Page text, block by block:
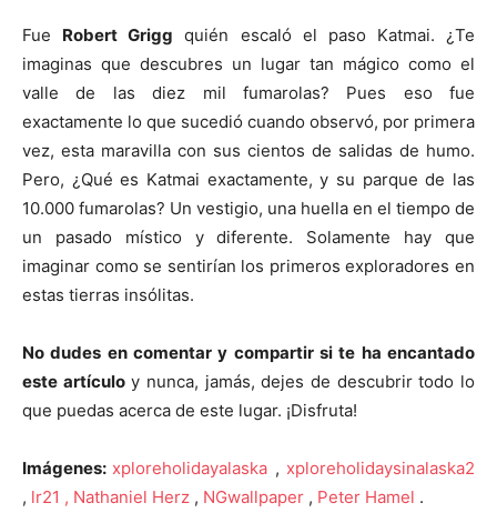
Fue Robert Grigg quién escaló el paso Katmai. ¿Te
imaginas que descubres un lugar tan mágico como el
valle de las diez mil fumarolas? Pues eso fue
exactamente lo que sucedió cuando observó, por primera
vez, esta maravilla con sus cientos de salidas de humo.
Pero, ¿Qué es Katmai exactamente, y su parque de las
10.000 fumarolas? Un vestigio, una huella en el tiempo de
un pasado místico y diferente. Solamente hay que
imaginar como se sentirían los primeros exploradores en
estas tierras insólitas.
No dudes en comentar y compartir si te ha encantado
este artículoy nunca, jamás, dejes de descubrir todo lo
que puedas acerca de este lugar. ¡Disfruta!
Imágenes: xploreholidayalaska , xploreholidaysinalaska2
, lr21 , Nathaniel Herz , NGwallpaper , Peter Hamel .